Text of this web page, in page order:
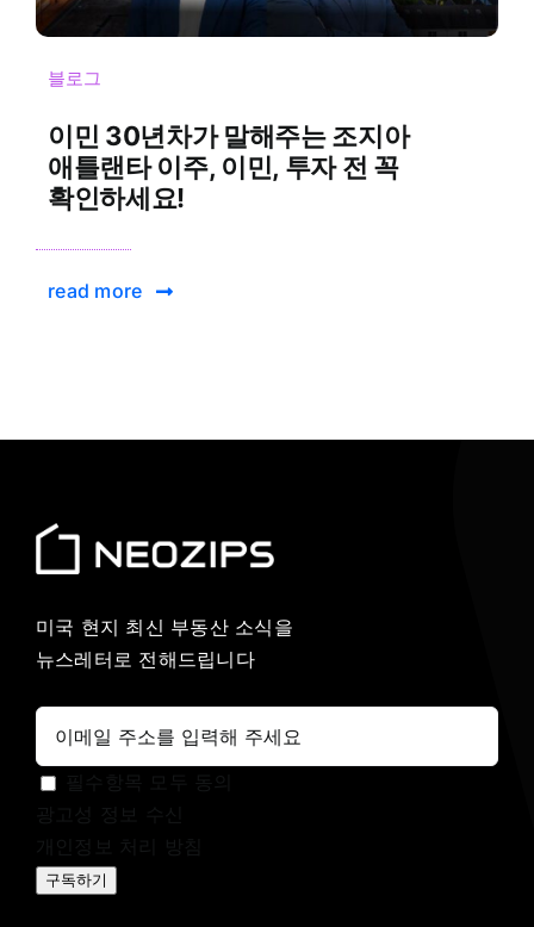
블로그
이민 30년차가 말해주는 조지아
애틀랜타 이주, 이민, 투자 전 꼭
확인하세요!
read more
미국 현지 최신 부동산 소식을
뉴스레터로 전해드립니다
구독하기